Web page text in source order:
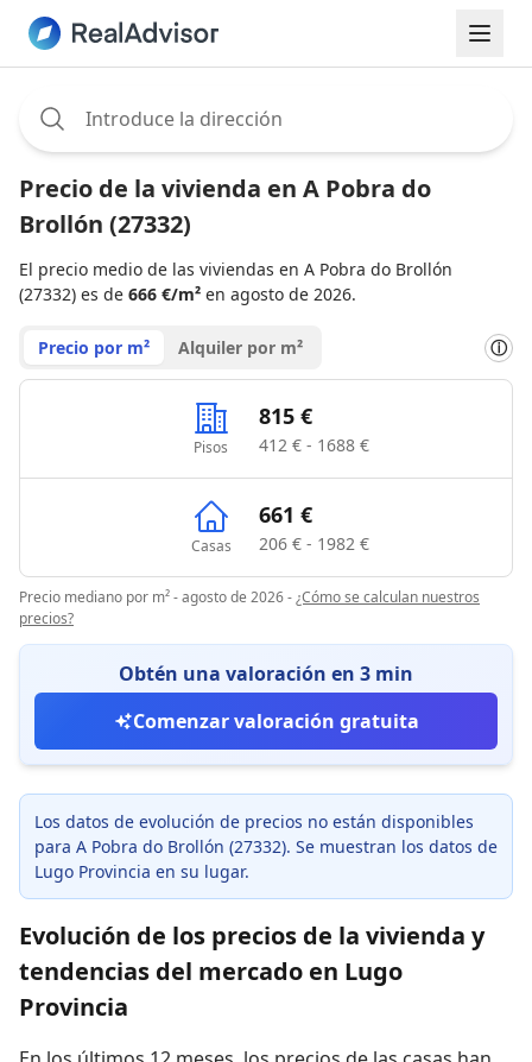
Precio de la vivienda en A Pobra do
Brollón (27332)
El precio medio de las viviendas en A Pobra do Brollón
(27332) es de 666 €/m² en agosto de 2026.
Precio por m² Alquiler por m² ⓘ
Pisos
815 €
412 € - 1688 €
Casas
661 €
206 € - 1982 €
Precio mediano por m² - agosto de 2026-¿Cómo se calculan nuestros
precios?
Obtén una valoración en 3 min
Comenzar valoración gratuita
Los datos de evolución de precios no están disponibles
para A Pobra do Brollón (27332). Se muestran los datos de
Lugo Provincia en su lugar.
Evolución de los precios de la vivienda y
tendencias del mercado en Lugo
Provincia